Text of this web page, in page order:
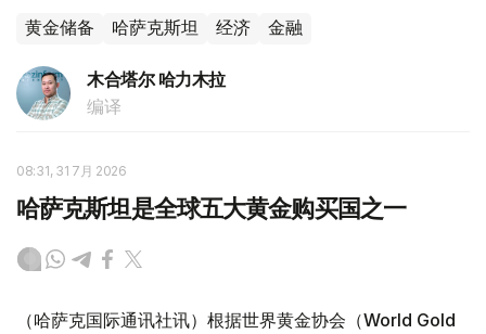
黄金储备 哈萨克斯坦 经济 金融
木合塔尔 哈力木拉
编译
08:31, 31 7月 2026
哈萨克斯坦是全球五大黄金购买国之一
（哈萨克国际通讯社讯）根据世界黄金协会（World Gold